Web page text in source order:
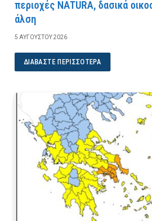
περιοχές NATURA, δασικά
άλση
5 ΑΥΓΟΎΣΤΟΥ 2026
ΔΙΑΒΆΣΤΕ ΠΕΡΙΣΣΌΤΕΡΑ